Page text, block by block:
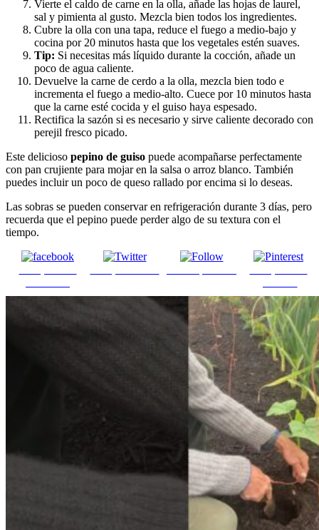
Vierte el caldo de carne en la olla, añade las hojas de laurel,
sal y pimienta al gusto. Mezcla bien todos los ingredientes.
Cubre la olla con una tapa, reduce el fuego a medio-bajo y
cocina por 20 minutos hasta que los vegetales estén suaves.
Tip: Si necesitas más líquido durante la cocción, añade un
poco de agua caliente.
Devuelve la carne de cerdo a la olla, mezcla bien todo e
incrementa el fuego a medio-alto. Cuece por 10 minutos hasta
que la carne esté cocida y el guiso haya espesado.
Rectifica la sazón si es necesario y sirve caliente decorado con
perejil fresco picado.
Este delicioso pepino de guiso puede acompañarse perfectamente
con pan crujiente para mojar en la salsa o arroz blanco. También
puedes incluir un poco de queso rallado por encima si lo deseas.
Las sobras se pueden conservar en refrigeración durante 3 días, pero
recuerda que el pepino puede perder algo de su textura con el
tiempo.